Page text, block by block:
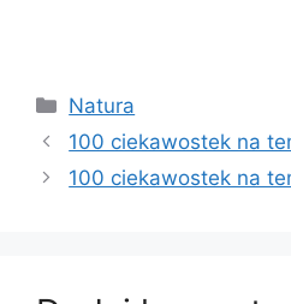
Kategorie
Natura
100 ciekawostek na
100 ciekawostek na